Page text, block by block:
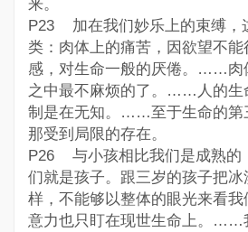
来。
P23 加在我们妙乐上的束缚，
类：肉体上的痛苦，因欲望不
感，对生命一般的厌倦。……肉
之中最不麻烦的了。……人的生
制是在无知。……至于生命的第
那受到局限的存在。
P26 与小孩相比我们是成熟的
们就是孩子。跟三岁的孩子把
样，不能够以整体的眼光来看
意力也只盯在现世生命上。……